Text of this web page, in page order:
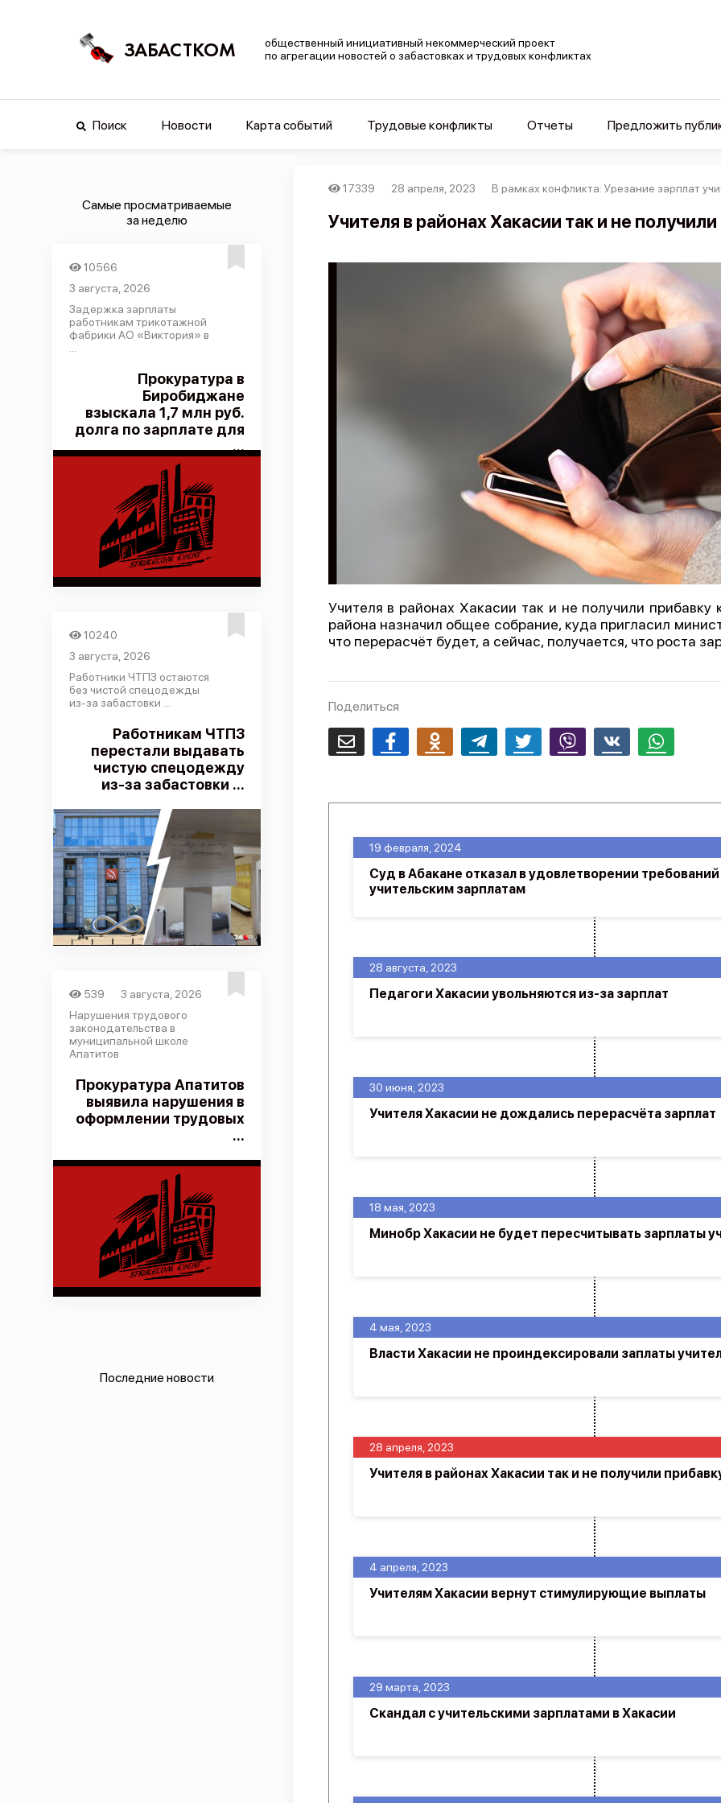
ЗАБАСТКОМ
общественный инициативный некоммерческий проект
по агрегации новостей о забастовках и трудовых конфликтах
Поиск Новости Карта событий Трудовые конфликты Отчеты Предложить
Самые просматриваемые
за неделю
10566
3 августа, 2026
Задержка зарплаты
работникам трикотажной
фабрики АО «Виктория» в
Прокуратура в
Биробиджане
взыскала 1,7 млн руб.
долга по зарплате для
...
10240
3 августа, 2026
Работники ЧТПЗ остаются
без чистой спецодежды
из-за забастовки ...
Работникам ЧТПЗ
перестали выдавать
чистую спецодежду
из-за забастовки ...
539
3 августа, 2026
Нарушения трудового
законодательства в
муниципальной школе
Апатитов
Прокуратура Апатитов
выявила нарушения в
оформлении трудовых
...
Последние новости
17339 28 апреля, 2023 В рамках конфликта: Урезание зарплат
Учителя в районах Хакасии так и не
Учителя в районах Хакасии так и не получили прибавку
района назначил общее собрание, куда пригласил
что перерасчёт будет, а сейчас, получается, что роста
Поделиться
Email FacebookOdnoklassnikiTelegram Twitter Viber Whatsapp
29 марта, 2023
Скандал с учительскими зарплатами в Хакасии
4 апреля, 2023
Учителям Хакасии вернут стимулирующие выплаты
28 апреля, 2023
Учителя в районах Хакасии так и не получили
4 мая, 2023
Власти Хакасии не проиндексировали заплаты
18 мая, 2023
Минобр Хакасии не будет пересчитывать зарплаты
30 июня, 2023
Учителя Хакасии не дождались перерасчёта зарплат
28 августа, 2023
Педагоги Хакасии увольняются из-за зарплат
19 февраля, 2024
Суд в Абакане отказал в удовлетворении
учительским зарплатам